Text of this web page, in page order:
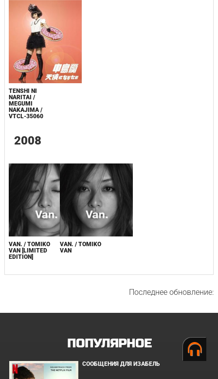
TENSHI NI
NARITAI /
MEGUMI
NAKAJIMA /
VTCL-35060
2008
VAN. / TOMIKO
VAN [LIMITED
EDITION]
VAN. / TOMIKO
VAN
Последнее обновление:
ПОПУЛЯРНОЕ
СООБЩЕНИЯ ДЛЯ ИЗАБЕЛЬ